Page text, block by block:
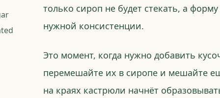
только сироп не будет стекать, а
нужной консистенции.
Это момент, когда нужно добавить
перемешайте их в сиропе и мешайте
на краях кастрюли начнёт